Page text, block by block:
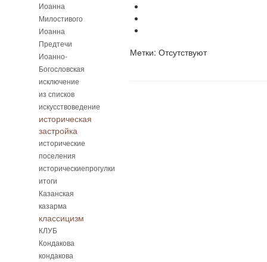
Иоанна
Милостивого
Иоанна
Предтечи
Иоанно-
Богословская
исключение
из списков
искусствоведение
историческая
застройка
исторические
поселения
историческиепрогулки
итоги
Казанская
казарма
классицизм
КЛУБ
Кондакова
кондакова
Метки: Отсутствуют